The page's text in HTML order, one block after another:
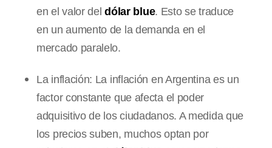
en el valor deldólar blue. Esto se traduce
en un aumento de la demanda en el
mercado paralelo.
La inflación: La inflación en Argentina es un
factor constante que afecta el poder
adquisitivo de los ciudadanos. A medida que
los precios suben, muchos optan por